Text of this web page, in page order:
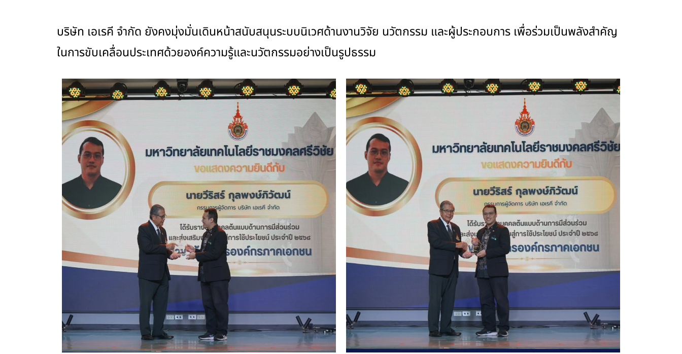
บริษัท เอเรคี จำกัด ยังคงมุ่งมั่นเดินหน้าสนับสนุนระบบนิเวศด้านงานวิจัย นวัตกรรม และผู้ประกอบการ เพื่อร่วมเป็นพลังสำคัญ
ในการขับเคลื่อนประเทศด้วยองค์ความรู้และนวัตกรรมอย่างเป็นรูปธรรม